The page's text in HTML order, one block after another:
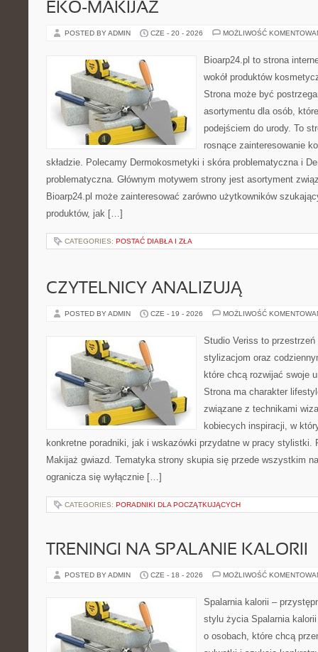
EKO-MAKIJAŻ
POSTED BY ADMIN CZE - 20 - 2026 MOŻLIWOŚĆ
Bioarp24.pl to strona
wokół produktów
Strona może być
asortymentu dla osób,
podejściem do urody. To
rosnące zainteresowanie
składzie. Polecamy Dermokosmetyki i skóra problematyczna i
problematyczna. Głównym motywem strony jest asortyment
Bioarp24.pl może zainteresować zarówno użytkowników
produktów, jak […]
CATEGORIES: POSTAĆ DIABŁA I ZŁA
CZYTELNICY ANALIZUJĄ
POSTED BY ADMIN CZE - 19 - 2026 MOŻLIWOŚĆ
Studio Veriss to
stylizacjom oraz
które chcą rozwijać swoje
Strona ma charakter
związane z technikami
kobiecych inspiracji, w
konkretne poradniki, jak i wskazówki przydatne w pracy stylistki.
Makijaż gwiazd. Tematyka strony skupia się przede wszystkim
ogranicza się wyłącznie […]
CATEGORIES: PORADNIKI DLA POCZĄTKUJĄCYCH
TRENINGI NA SPALANIE KALORII
POSTED BY ADMIN CZE - 18 - 2026 MOŻLIWOŚĆ
Spalarnia kalorii –
stylu życia Spalarnia
o osobach, które chcą